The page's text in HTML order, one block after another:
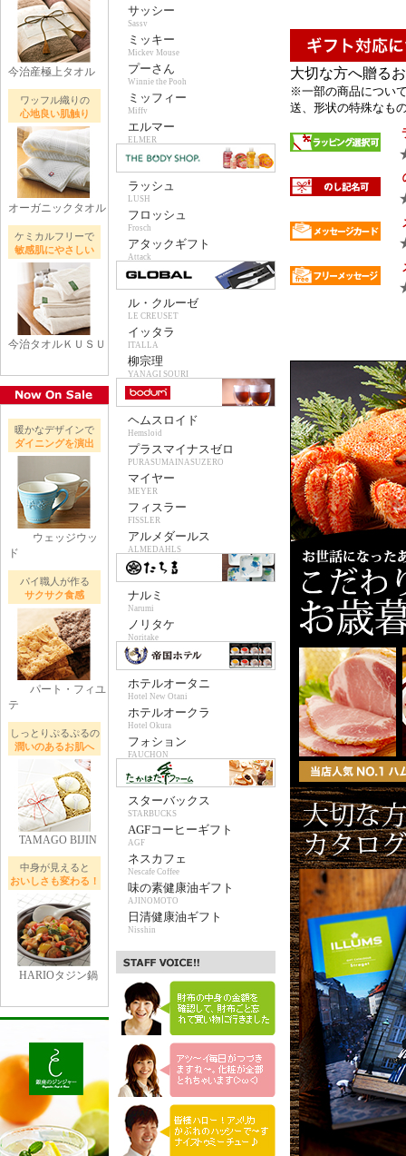
今治産極上タオル
ワッフル織りの
心地良い肌触り
オーガニックタオル
ケミカルフリーで
敏感肌にやさしい
今治タオルＫＵＳＵ
暖かなデザインで
ダイニングを演出
ウェッジウッ
ド
パイ職人が作る
サクサク食感
パート・フィユ
テ
しっとりぷるぷるの
潤いのあるお肌へ
TAMAGO BIJIN
中身が見えると
おいしさも変わる！
HARIOタジン鍋
サッシー
Sassy
ミッキー
Mickey Mouse
プーさん
Winnie the Pooh
ミッフィー
Miffy
エルマー
ELMER
ラッシュ
LUSH
フロッシュ
Frosch
アタックギフト
Attack
ル・クルーゼ
LE CREUSET
イッタラ
ITALLA
柳宗理
YANAGI SOURI
ヘムスロイド
Hemslojd
プラスマイナスゼロ
PURASUMAINASUZERO
マイヤー
MEYER
フィスラー
FISSLER
アルメダールス
ALMEDAHLS
ナルミ
Narumi
ノリタケ
Noritake
ホテルオータニ
Hotel New Otani
ホテルオークラ
Hotel Okura
フォション
FAUCHON
スターバックス
STARBUCKS
AGFコーヒーギフト
AGF
ネスカフェ
Nescafe Coffee
味の素健康油ギフト
AJINOMOTO
日清健康油ギフト
Nisshin
大切な方へ贈る
※一部の商品につい
送、形状の特殊なも